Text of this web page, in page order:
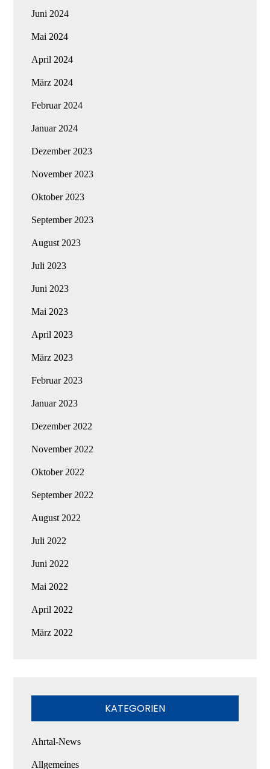
Juni 2024
Mai 2024
April 2024
März 2024
Februar 2024
Januar 2024
Dezember 2023
November 2023
Oktober 2023
September 2023
August 2023
Juli 2023
Juni 2023
Mai 2023
April 2023
März 2023
Februar 2023
Januar 2023
Dezember 2022
November 2022
Oktober 2022
September 2022
August 2022
Juli 2022
Juni 2022
Mai 2022
April 2022
März 2022
KATEGORIEN
Ahrtal-News
Allgemeines